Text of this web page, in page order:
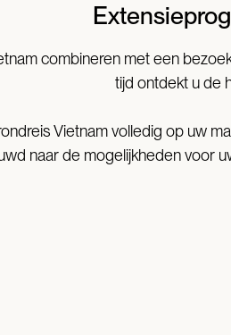
combineren met een
tijd ontdekt u de
Vietnam volledig op uw
naar de mogelijkheden voor